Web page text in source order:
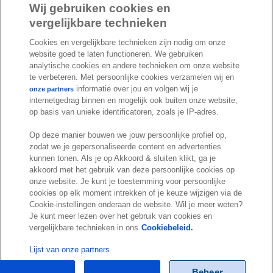
a
c
o
o
k
i
n
d
I
n
o
u
u
b
e
n
s
t
a
g
r
a
m
S
p
o
t
i
f
y
© Exact 2026
Cookie statement
Cookie settings
Marketing preferences
Disclaimer
Site conditions
Terms & conditions
Wij gebruiken cookies en
vergelijkbare technieken
Cookies en vergelijkbare technieken zijn nodig om onze
website goed te laten functioneren. We gebruiken
analytische cookies en andere technieken om onze website
te verbeteren. Met persoonlijke cookies verzamelen wij en
onze partners informatie over jou en volgen wij je
internetgedrag binnen en mogelijk ook buiten onze website,
op basis van unieke identificatoren, zoals je IP-adres.
Op deze manier bouwen we jouw persoonlijke profiel op,
zodat we je gepersonaliseerde content en advertenties
kunnen tonen. Als je op Akkoord & sluiten klikt, ga je
akkoord met het gebruik van deze persoonlijke cookies op
onze website. Je kunt je toestemming voor persoonlijke
cookies op elk moment intrekken of je keuze wijzigen via de
Cookie-instellingen onderaan de website. Wil je meer weten?
Je kunt meer lezen over het gebruik van cookies en
vergelijkbare technieken in ons Cookiebeleid.
Lijst van onze partners